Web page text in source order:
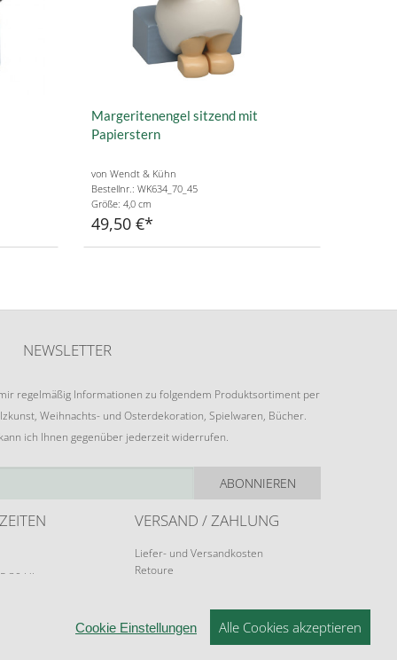
Margeritenengel sitzend mit
Papierstern
von Wendt & Kühn
Bestellnr.: WK634_70_45
Größe: 4,0 cm
49,50 €
NEWSLETTER
regelmäßig Informationen zu folgendem Produktsortiment per
Weihnachts- und Osterdekoration, Spielwaren, Bücher.
ich Ihnen gegenüber jederzeit widerrufen.
ABONNIEREN
Uhr
VERSAND / ZAHLUNG
Liefer- und Versandkosten
Retoure
Cookie Einstellungen Alle Cookies akzeptieren